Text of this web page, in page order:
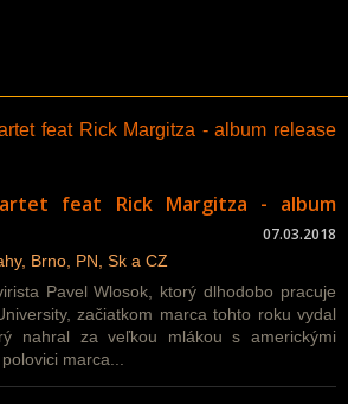
feat Rick Margitza - album
07.03.2018
Brno, PN, Sk a CZ
Pavel Wlosok, ktorý dlhodobo pracuje
začiatkom marca tohto roku vydal
nahral za veľkou mlákou s americkými
marca...